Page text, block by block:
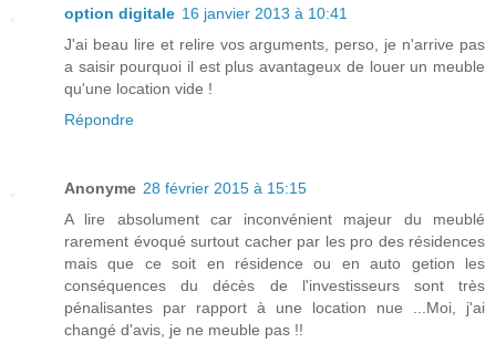
option digitale 16 janvier 2013 à 10:41
J'ai beau lire et relire vos arguments, perso, je n'arrive pas
a saisir pourquoi il est plus avantageux de louer un meuble
qu'une location vide !
Répondre
Anonyme 28 février 2015 à 15:15
A lire absolument car inconvénient majeur du meublé
rarement évoqué surtout cacher par les pro des résidences
mais que ce soit en résidence ou en auto getion les
conséquences du décès de l'investisseurs sont très
pénalisantes par rapport à une location nue ...Moi, j'ai
changé d'avis, je ne meuble pas !!